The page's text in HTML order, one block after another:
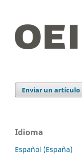
Enviar un artículo
Idioma
Español (España)